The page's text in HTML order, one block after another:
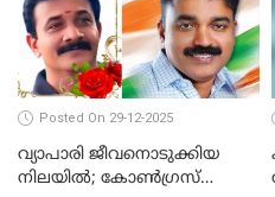
Posted On 29-12-2025
വ്യാപാരി ജീവനൊടുക്കിയ
നിലയില്‍; കോണ്‍ഗ്രസ്